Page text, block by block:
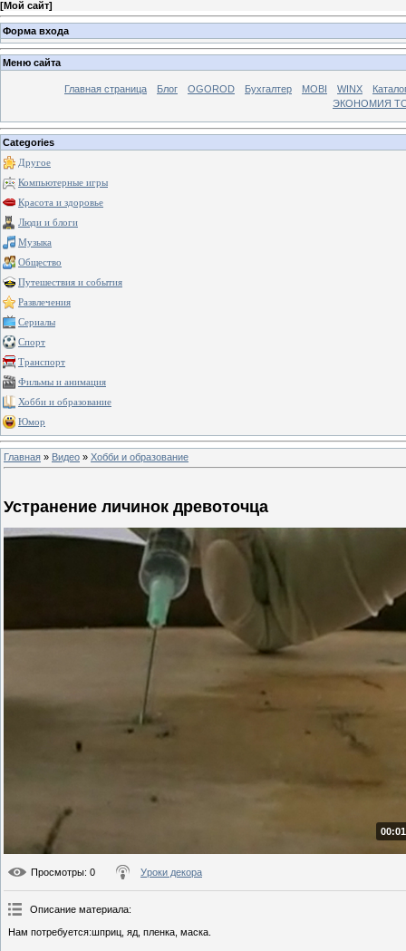
[Мой сайт]
Форма входа
Меню сайта
Главная страница Блог OGOROD Бухгалтер MOBI WINX
ЭКОНОМИЯ
Categories
Другое
Компьютерные игры
Красота и здоровье
Люди и блоги
Музыка
Общество
Путешествия и события
Развлечения
Сериалы
Спорт
Транспорт
Фильмы и анимация
Хобби и образование
Юмор
Главная » Видео » Хобби и образование
Устранение личинок древоточца
Просмотры: 0 Уроки декора
Описание материала:
Нам потребуется:шприц, яд, пленка, маска.